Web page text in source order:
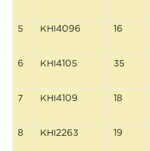
5 ΚΗΙ4096 16
6 ΚΗΙ4105 35
7 ΚΗΙ4109 18
8 ΚΗΙ2263 19